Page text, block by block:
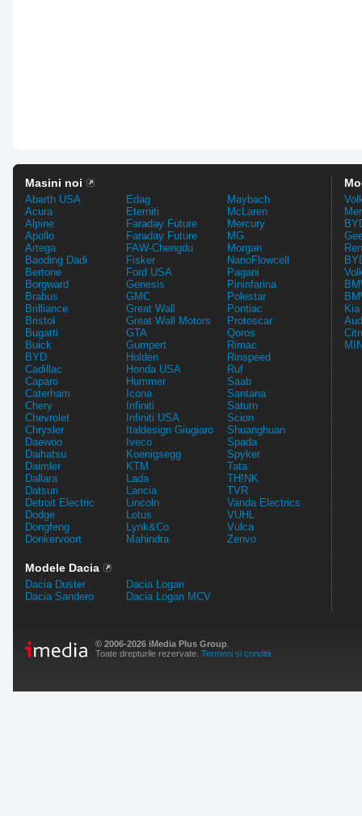
Masini noi
Abarth USA
Acura
Alpine
Apollo
Artega
Baoding Dadi
Bertone
Borgward
Brabus
Brilliance
Bristol
Bugatti
Buick
BYD
Cadillac
Caparo
Caterham
Chery
Chevrolet
Chrysler
Daewoo
Daihatsu
Daimler
Dallara
Datsun
Detroit Electric
Dodge
Dongfeng
Donkervoort
Edag
Eterniti
Faraday Future
Faraday Future
FAW-Chengdu
Fisker
Ford USA
Genesis
GMC
Great Wall
Great Wall Motors
GTA
Gumpert
Holden
Honda USA
Hummer
Icona
Infiniti
Infiniti USA
Italdesign Giugiaro
Iveco
Koenigsegg
KTM
Lada
Lancia
Lincoln
Lotus
Lynk&Co
Mahindra
Maybach
McLaren
Mercury
MG
Morgan
NanoFlowcell
Pagani
Pininfarina
Polestar
Pontiac
Protoscar
Qoros
Rimac
Rinspeed
Ruf
Saab
Santana
Saturn
Scion
Shuanghuan
Spada
Spyker
Tata
TH!NK
TVR
Vanda Electrics
VUHL
Vulca
Zenvo
Modele Dacia
Dacia Duster
Dacia Sandero
Dacia Logan
Dacia Logan MCV
© 2006-2026 iMedia Plus Group
Toate drepturile rezervate. Termeni si conditii